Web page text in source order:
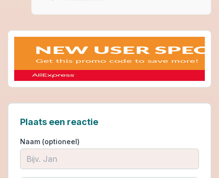
Plaats een reactie
Naam (optioneel)